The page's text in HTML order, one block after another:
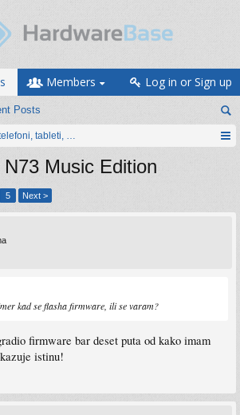
Posts
Members Log in or Sign up
tableti, satovi, IoT oprema
Music Edition
5 Next >
kad se flasha firmware, ili se varam?
firmware bar deset puta od kako imam
istinu!